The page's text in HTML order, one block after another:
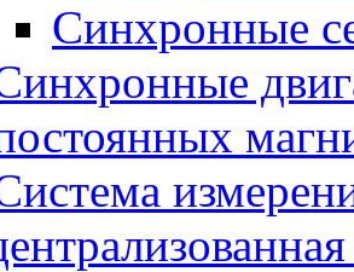
Синхронные